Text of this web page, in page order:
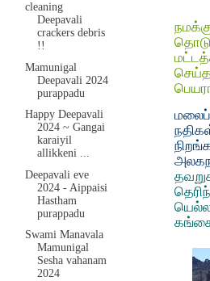
cleaning
Deepavali
crackers debris
!!
Mamunigal
Deepavali 2024
purappadu
Happy Deepavali
2024 ~ Gangai
karaiyil
allikkeni ...
Deepavali eve
2024 - Aippaisi
Hastham
purappadu
Swami Manavala
Mamunigal
Sesha vahanam
2024